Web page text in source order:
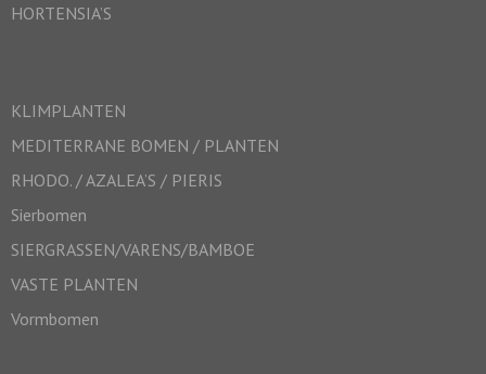
HORTENSIA’S
KLIMPLANTEN
MEDITERRANE BOMEN / PLANTEN
RHODO. / AZALEA’S / PIERIS
Sierbomen
SIERGRASSEN/VARENS/BAMBOE
VASTE PLANTEN
Vormbomen